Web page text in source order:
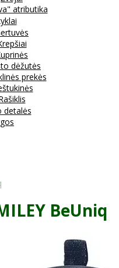
atributika
dėžutės
prekės
detalės
BeUniq